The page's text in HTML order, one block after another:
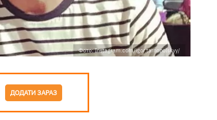
Фото: Instagram.com/igor.tarnopolskyy/
ДОДАТИ ЗАРАЗ